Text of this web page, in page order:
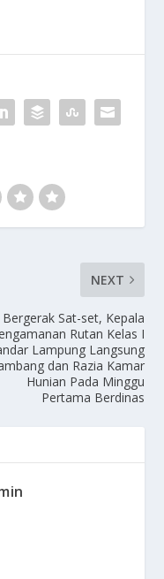
NEXT
Bergerak Sat-set, Kepala
Rutan Kelas I
Lampung Langsung
dan Razia Kamar
Hunian Pada Minggu
Pertama Berdinas